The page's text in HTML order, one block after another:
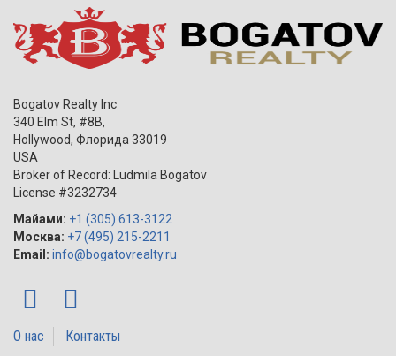
Bogatov Realty Inc
340 Elm St, #8B,
Hollywood, Флорида 33019
USA
Broker of Record: Ludmila Bogatov
License #3232734
Майами: +1 (305) 613-3122
Москва: +7 (495) 215-2211
Email: info@bogatovrealty.ru
О нас Контакты